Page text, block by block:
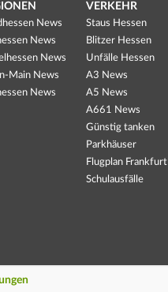
News
News
News
Main News
News
VERKEHR
Staus Hessen
Blitzer Hessen
Unfälle Hessen
A3 News
A5 News
A661 News
Günstig tanken
Parkhäuser
Flugplan Frankfurt
Schulausfälle